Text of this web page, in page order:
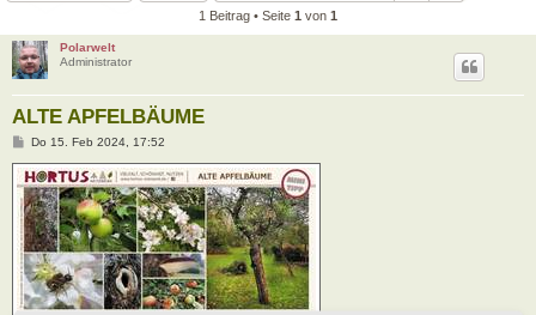
1 Beitrag • Seite 1 von 1
Polarwelt
Administrator
ALTE APFELBÄUME
B
i
t
r
a
g
Do 15. Feb 2024, 17:52